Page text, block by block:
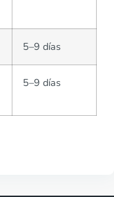
5–9 días
5–9 días